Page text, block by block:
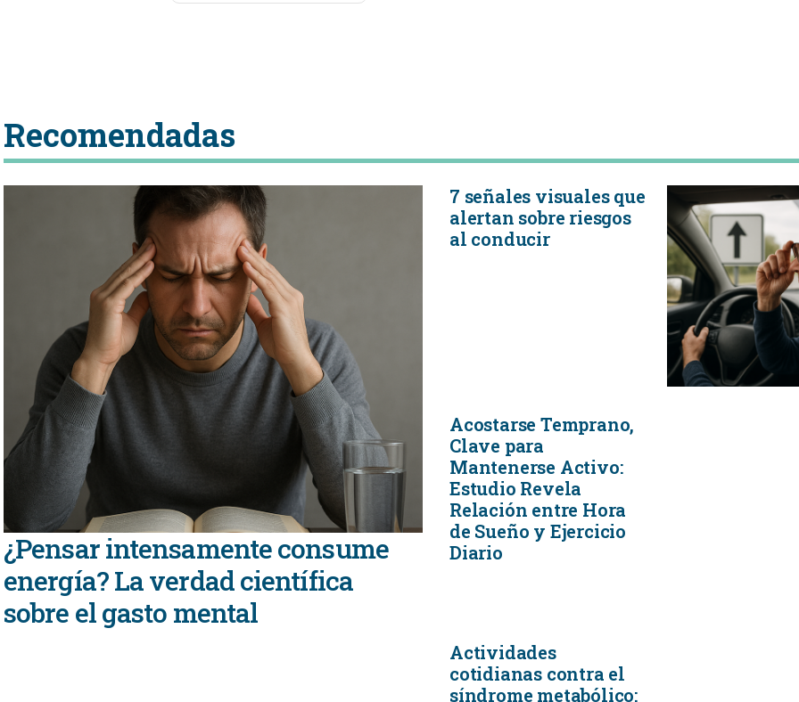
Recomendadas
¿Pensar intensamente consume
energía? La verdad científica
sobre el gasto mental
7 señales visuales que
alertan sobre riesgos
al conducir
Acostarse Temprano,
Clave para
Mantenerse Activo:
Estudio Revela
Relación entre Hora
de Sueño y Ejercicio
Diario
Actividades
cotidianas contra el
síndrome metabólico: